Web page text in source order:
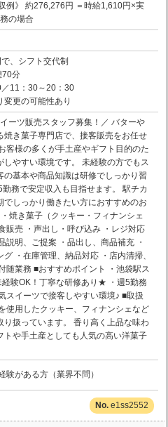
例》 約276,276円 ＝時給1,610円×実
の場合
、シフト交代制
70分
11：30～20：30
更の可能性あり
ーツ販売スタッフ募集！／ バターや
焼き菓子専門店で、接客販売をお任せ
客様の多くが手土産やギフト目的のた
しやすい環境です。 未経験の方でもス
の基本や商品知識は研修でしっかり習
務で安定収入も目指せます。 駅チカ
でしっかり働きたい方におすすめのお
焼き菓子（クッキー・フィナンシェ
販売 ・声出し・呼び込み ・レジ対応
説明、ご提案 ・品出し、商品補充 ・
・在庫管理、納品対応 ・店内清掃、
随業務 ■おすすめポイント ・池袋駅ス
経験OK！丁寧な研修あり★ ・週5勤務
スイーツで接客しやすい環境♪ ■取扱
使用したクッキー、フィナンシェなど
り扱っています。 香り高く上品な味わ
トや手土産としても人気の高い洋菓子
がある方（業界不問）
e1ss2552